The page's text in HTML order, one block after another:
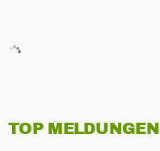
TOP MELDUNGEN